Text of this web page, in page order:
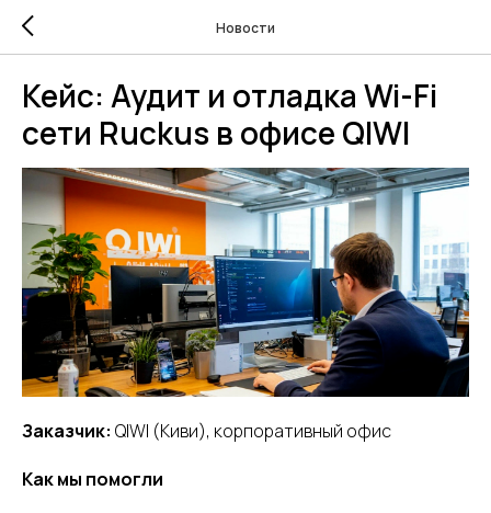
Новости
Кейс: Аудит и отладка Wi-Fi
сети Ruckus в офисе QIWI
Заказчик: QIWI (Киви), корпоративный офис
Как мы помогли